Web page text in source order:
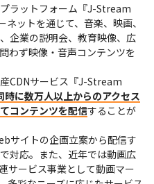
ラットフォーム『J-Stream
ットを通じて、音楽、映画、
企業の説明会、教育映像、広
わず映像・音声コンテンツを
CDNサービス『J-Stream
時に数万人以上からのアクセス
コンテンツを配信することが
サイトの企画立案から配信す
対応。また、近年では動画広
サービス事業として動画マー